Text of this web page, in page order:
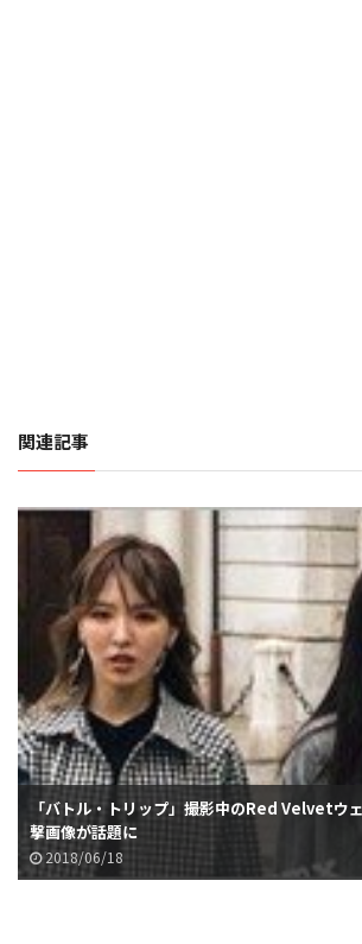
関連記事
「バトル・トリップ」撮影中のRed Velvetウ
撃画像が話題に
2018/06/18